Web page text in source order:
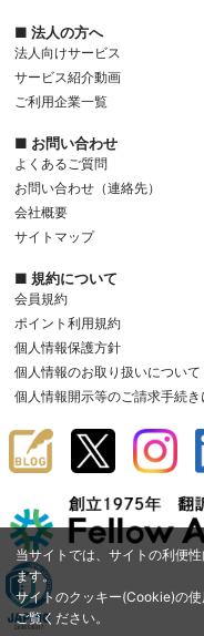
当サイトでは、サイトの利便
ます。
サイトのクッキー(Cookie)の
ご覧ください。
■ 法人の方へ
法人向けサービス
サービス紹介動画
ご利用企業一覧
■ お問い合わせ
よくあるご質問
お問い合わせ（連絡先）
会社概要
サイトマップ
■ 規約について
会員規約
ポイント利用規約
個人情報保護方針
個人情報のお取り扱いについて
個人情報開示等のご請求手続き